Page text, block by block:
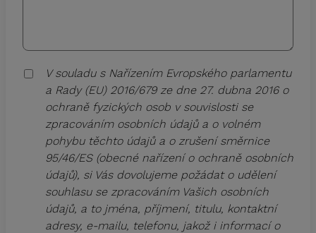
V souladu s Nařízením Evropského parlamentu
a Rady (EU) 2016/679 ze dne 27. dubna 2016 o
ochraně fyzických osob v souvislosti se
zpracováním osobních údajů a o volném
pohybu těchto údajů a o zrušení směrnice
95/46/ES (obecné nařízení o ochraně osobních
údajů), si Vás dovolujeme požádat o udělení
souhlasu se zpracováním Vašich osobních
údajů, a to jména, příjmení, titulu, kontaktní
adresy, e-mailu, telefonu, jakož i informací o